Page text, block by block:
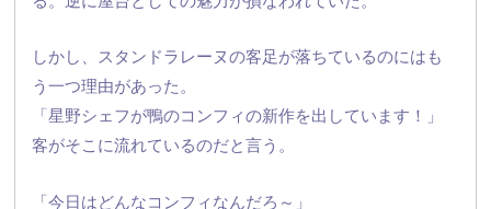
しかし、 スタンドラレーヌの客足が落ちているのにはも
う一つ理由があった 。
「星野シェフが鴨のコンフィの新作を出しています！」
客がそこに流れているのだと言う。
「今日はどんなコンフィなんだろ～」